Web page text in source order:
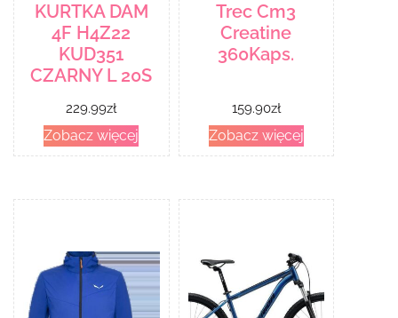
KURTKA DAM
4F H4Z22
KUD351
CZARNY L 20S
229.99zł
Zobacz więcej
Trec Cm3
Creatine
360Kaps.
159.90zł
Zobacz więcej